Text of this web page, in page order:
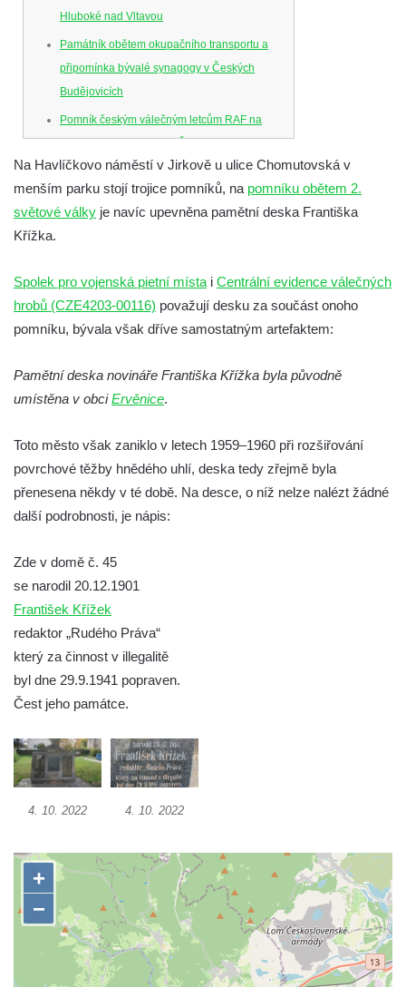
Hluboké nad Vltavou
Památník obětem okupačního transportu a
připomínka bývalé synagogy v Českých
Budějovicích
Pomník českým válečným letcům RAF na
Senovážném náměstí v Českých
Budějovicích
Pamětní deska Jana Zelenky-Hajského v
Budějovické ulici na domě čp. 19 v
Kamenném Újezdě
Kenotaf Václava B. Hájka na starém
Pomník obětem válek na Náměstí v
Kamenném Újezdě
Velešíně
Kenotaf Josefa Jílka na hřbitově ve
Velešíně
Hrob Ludvíka Tůmy na hřbitově ve Velešíně
Hrob Josefa Havla na hřbitově ve Velešíně
Pomník obětem 2. světové války na hřbitově
u kostela svatého Václava ve Velešíně
Pamětní deska 240 MILES TO FREEDOM u
pomníku obětem válek na náměstí J. V.
Kamarýta ve Velešíně
Pomník obětem 1. a 2. světové války na
náměstí J. V. Kamarýta ve Velešíně
Pomník obětem 1. a 2. světové války v
Římově
hřbitově v Římově
Pomník obětem 1. světové války v Dolním
Předoníně
Pomník obětem 2. světové války v Plavu
Pamětní deska obětem 1. světové války v
Na Havlíčkovo náměstí v Jirkově u ulice Chomutovská v
menším parku stojí trojice pomníků, na pomníku obětem 2.
světové války je navíc upevněna pamětní deska Františka
Křížka.
Spolek pro vojenská pietní místa i Centrální evidence válečných
hrobů (CZE4203-00116) považují desku za součást onoho
pomníku, bývala však dříve samostatným artefaktem:
Pamětní deska novináře Františka Křížka byla původně
umístěna v obciErvěnice.
Toto město však zaniklo v letech 1959–1960 při rozšiřování
povrchové těžby hnědého uhlí, deska tedy zřejmě byla
přenesena někdy v té době. Na desce, o níž nelze nalézt žádné
další podrobnosti, je nápis:
Zde v domě č. 45
se narodil 20.12.1901
František Křížek
redaktor „Rudého Práva“
který za činnost v illegalitě
byl dne 29.9.1941 popraven.
Čest jeho památce.
4. 10. 2022 4. 10. 2022